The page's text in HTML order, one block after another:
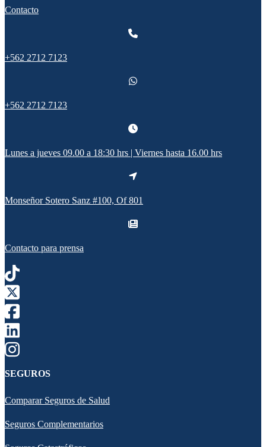
Contacto
+562 2712 7123
+562 2712 7123
Lunes a jueves 09.00 a 18:30 hrs | Viernes hasta 16.00 hrs
Monseñor Sotero Sanz #100, Of 801
Contacto para prensa
SEGUROS
Comparar Seguros de Salud
Seguros Complementarios